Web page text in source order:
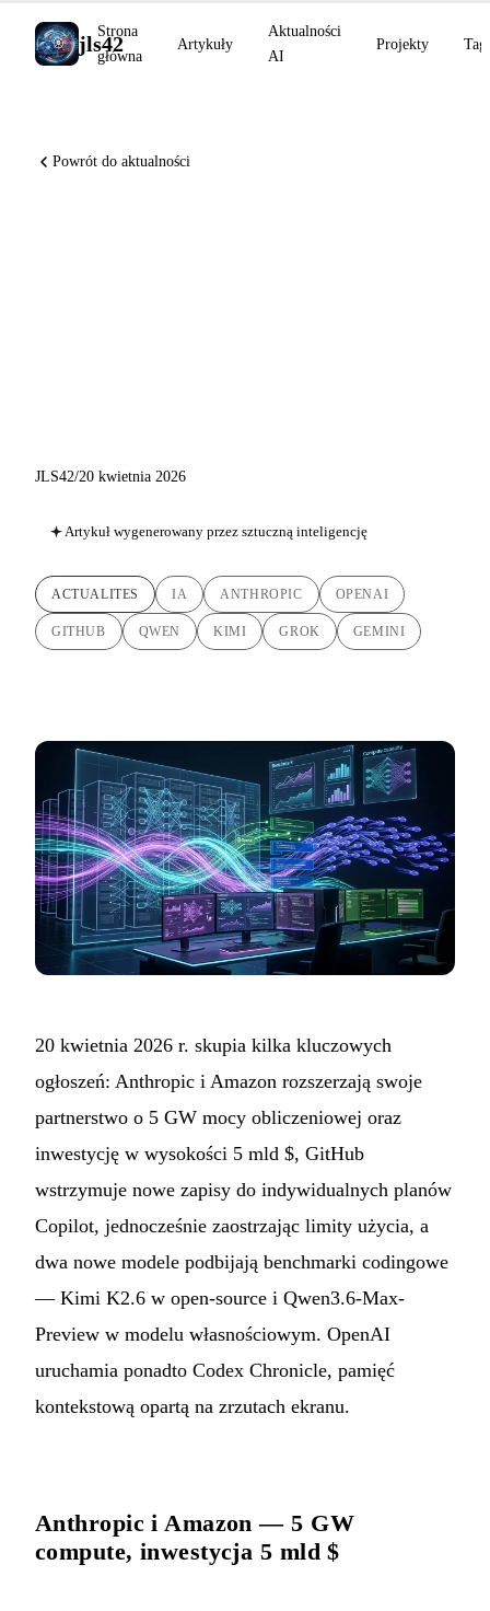
jls42
Strona
główna
Artykuły
Aktualności
AI
Projekty Tagi
Powrót do aktualności
JLS42/20 kwietnia 2026
Artykuł wygenerowany przez sztuczną inteligencję
ACTUALITES IA ANTHROPIC OPENAI
GITHUB QWEN KIMI GROK GEMINI
20 kwietnia 2026 r. skupia kilka kluczowych
ogłoszeń: Anthropic i Amazon rozszerzają swoje
partnerstwo o 5 GW mocy obliczeniowej oraz
inwestycję w wysokości 5 mld $, GitHub
wstrzymuje nowe zapisy do indywidualnych planów
Copilot, jednocześnie zaostrzając limity użycia, a
dwa nowe modele podbijają benchmarki codingowe
— Kimi K2.6 w open-source i Qwen3.6-Max-
Preview w modelu własnościowym. OpenAI
uruchamia ponadto Codex Chronicle, pamięć
kontekstową opartą na zrzutach ekranu.
Anthropic i Amazon — 5 GW
compute, inwestycja 5 mld $